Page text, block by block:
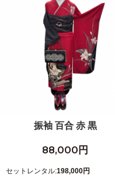
振袖 百合 赤 黒
88,000円
セットレンタル:198,000円